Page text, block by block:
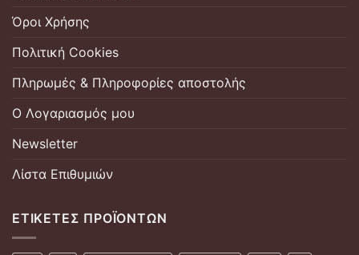
Όροι Χρήσης
Πολιτική Cookies
Πληρωμές & Πληροφορίες αποστολής
Ο Λογαριασμός μου
Newsletter
Λίστα Επιθυμιών
ΕΤΙΚΈΤΕΣ ΠΡΟΪΌΝΤΩΝ